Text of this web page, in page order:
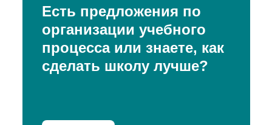
Есть предложения по
организации учебного
процесса или знаете, как
сделать школу лучше?